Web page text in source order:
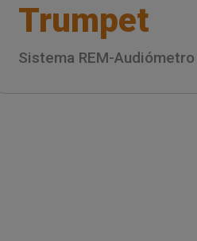
Trumpet
Sistema REM-Audiómetro